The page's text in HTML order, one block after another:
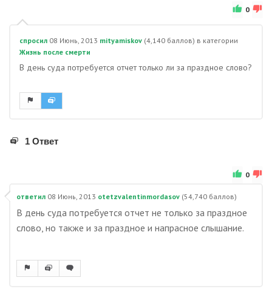
0
спросил 08 Июнь, 2013 mityamiskov (4,140 баллов) в категории
Жизнь после смерти
В день суда потребуется отчет только ли за праздное слово?
1 Ответ
0
ответил 08 Июнь, 2013 otetzvalentinmordasov (54,740 баллов)
В день суда потребуется отчет не только за праздное
слово, но также и за праздное и напрасное слышание.